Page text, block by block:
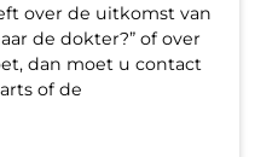
over de uitkomst van
de dokter?” of over
dan moet u contact
of de